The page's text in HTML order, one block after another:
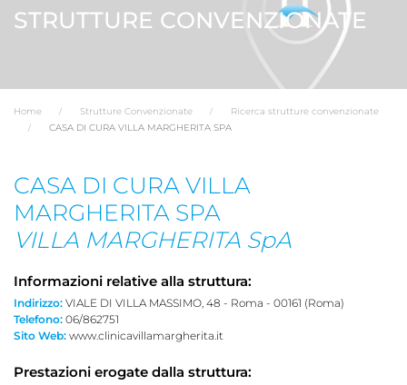
STRUTTURE CONVENZIONATE
Home Strutture Convenzionate
Ricerca strutture convenzionate
CASA DI CURA VILLA MARGHERITA SPA
CASA DI CURA VILLA
MARGHERITA SPA
VILLA MARGHERITA SpA
Informazioni relative alla struttura:
Indirizzo: VIALE DI VILLA MASSIMO, 48 - Roma - 00161 (Roma)
Telefono: 06/862751
Sito Web: www.clinicavillamargherita.it
Prestazioni erogate dalla struttura: